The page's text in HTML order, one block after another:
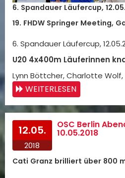
6. Spandauer Läufercup,
19. FHDW Springer Meeting,
6. Spandauer Läufercup,
U20 4x400m Läuferinnen
Lynn Böttcher, Charlotte Wolf,
WEITERLESEN
12.05.
2018
OSC Berlin
10.05.2018
Cati Granz brilliert über 800